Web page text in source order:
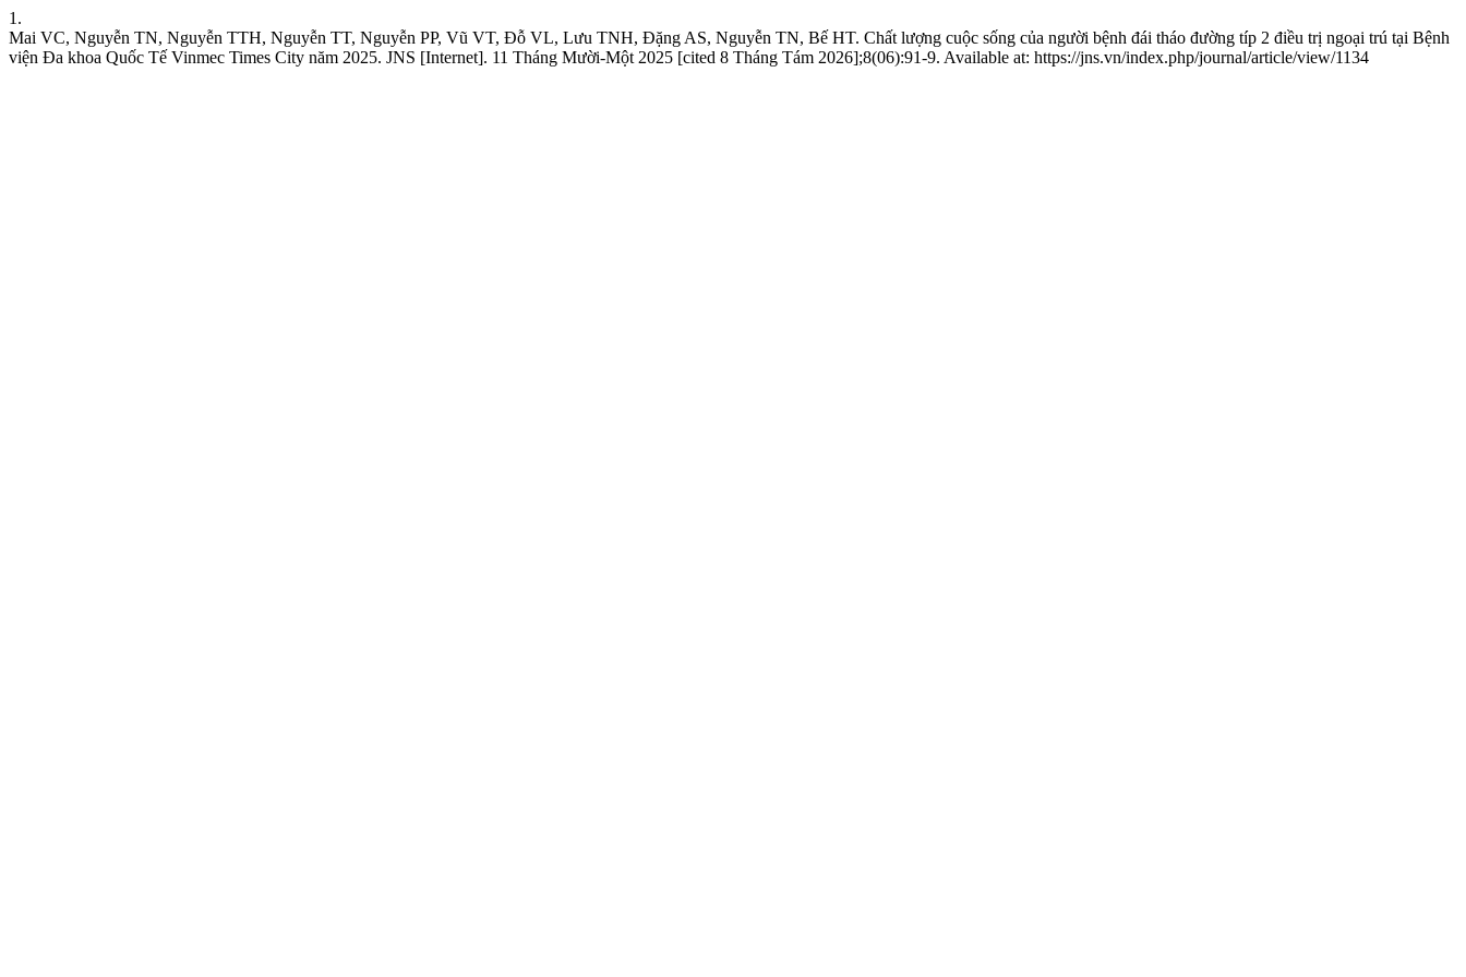
1.
Mai VC, Nguyễn TN, Nguyễn TTH, Nguyễn TT, Nguyễn PP, Vũ VT, Đỗ VL, Lưu TNH, Đặng AS, Nguyễn TN, Bế HT. Chất lượng cuộc sống của người bệnh đái tháo đường típ 2 điều trị ngoại trú tại Bệnh
viện Đa khoa Quốc Tế Vinmec Times City năm 2025. JNS [Internet]. 11 Tháng Mười-Một 2025 [cited 8 Tháng Tám 2026];8(06):91-9. Available at: https://jns.vn/index.php/journal/article/view/1134